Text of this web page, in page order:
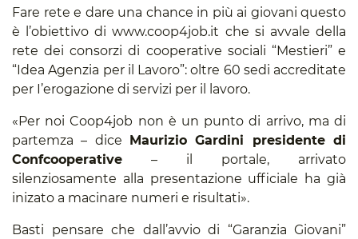
Fare rete e dare una chance in più ai giovani questo
è l’obiettivo diwww.coop4job.it che si avvale della
rete dei consorzi di cooperative sociali “Mestieri” e
“Idea Agenzia per il Lavoro”: oltre 60 sedi accreditate
per I’erogazione di servizi per il lavoro.
«Per noi Coop4job non è un punto di arrivo, ma di
partemza – dice Maurizio Gardini presidente di
Confcooperative – il portale, arrivato
silenziosamente alla presentazione ufficiale ha già
inizato a macinare numeri e risultati».
Basti pensare che dall’avvio di “Garanzia Giovani”